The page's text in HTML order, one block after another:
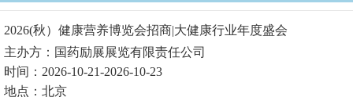
2026(秋）健康营养博览会招商|大健康行业年度盛会
主办方：国药励展展览有限责任公司
时间：2026-10-21-2026-10-23
地点：北京